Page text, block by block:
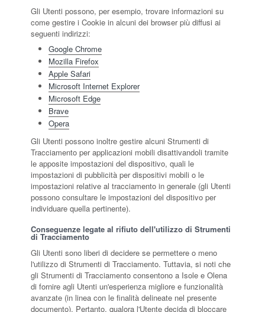
Gli Utenti possono, per esempio, trovare informazioni su
come gestire i Cookie in alcuni dei browser più diffusi ai
seguenti indirizzi:
Google Chrome
Mozilla Firefox
Apple Safari
Microsoft Internet Explorer
Microsoft Edge
Brave
Opera
Gli Utenti possono inoltre gestire alcuni Strumenti di
Tracciamento per applicazioni mobili disattivandoli tramite
le apposite impostazioni del dispositivo, quali le
impostazioni di pubblicità per dispositivi mobili o le
impostazioni relative al tracciamento in generale (gli Utenti
possono consultare le impostazioni del dispositivo per
individuare quella pertinente).
Conseguenze legate al rifiuto dell'utilizzo di Strumenti
di Tracciamento
Gli Utenti sono liberi di decidere se permettere o meno
l'utilizzo di Strumenti di Tracciamento. Tuttavia, si noti che
gli Strumenti di Tracciamento consentono a Isole e Olena
di fornire agli Utenti un'esperienza migliore e funzionalità
avanzate (in linea con le finalità delineate nel presente
documento). Pertanto, qualora l'Utente decida di bloccare